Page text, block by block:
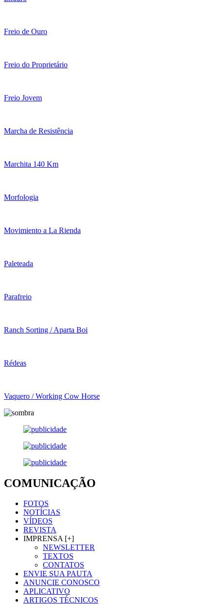
Freio de Ouro
Freio do Proprietário
Freio Jovem
Marcha de Resistência
Marchita 140 Km
Morfologia
Movimiento a La Rienda
Paleteada
Parafreio
Ranch Sorting / Aparta Boi
Rédeas
Vaquero / Working Cow Horse
COMUNICAÇÃO
FOTOS
NOTÍCIAS
VÍDEOS
REVISTA
IMPRENSA [+]
NEWSLETTER
TEXTOS
CONTATOS
ENVIE SUA PAUTA
ANUNCIE CONOSCO
APLICATIVO
ARTIGOS TÉCNICOS